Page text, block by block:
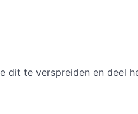
dit te verspreiden en deel